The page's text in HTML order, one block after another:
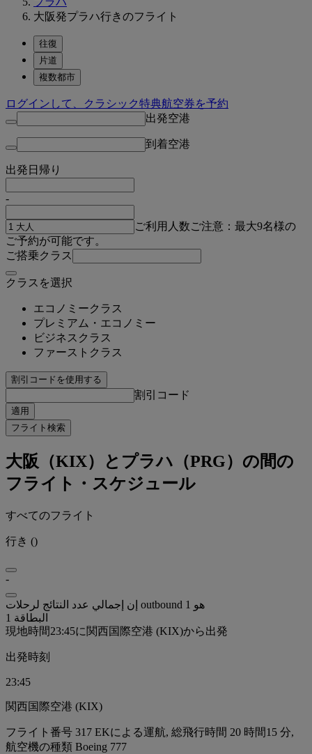
大阪発プラハ行きのフライト
往復
片道
複数都市
ログインして、クラシック特典航空券を予約
出発空港
到着空港
出発日 帰り
-
ご利用人数ご注意：最大9名様の
ご予約が可能です。
ご搭乗クラス
クラスを選択
エコノミークラス
プレミアム・エコノミー
ビジネスクラス
ファーストクラス
割引コードを使用する
割引コード
適用
フライト検索
大阪（KIX）とプラハ（PRG）の間の
フライト・スケジュール
すべてのフライト
行き ()
-
إن إجمالي عدد النتائج لرحلات outbound هو 1
البطاقة 1
現地時間23:45に関西国際空港 (KIX)から出発
出発時刻
23:45
関西国際空港 (KIX)
フライト番号 317 EKによる運航, 総飛行時間 20 時間15 分,
航空機の種類 Boeing 777